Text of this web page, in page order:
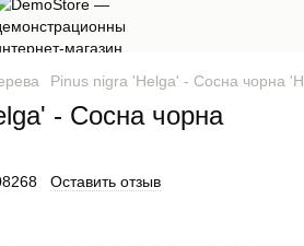
Pinus nigra 'Helga' - Сосна чорна
- Сосна чорна
Оставить отзыв